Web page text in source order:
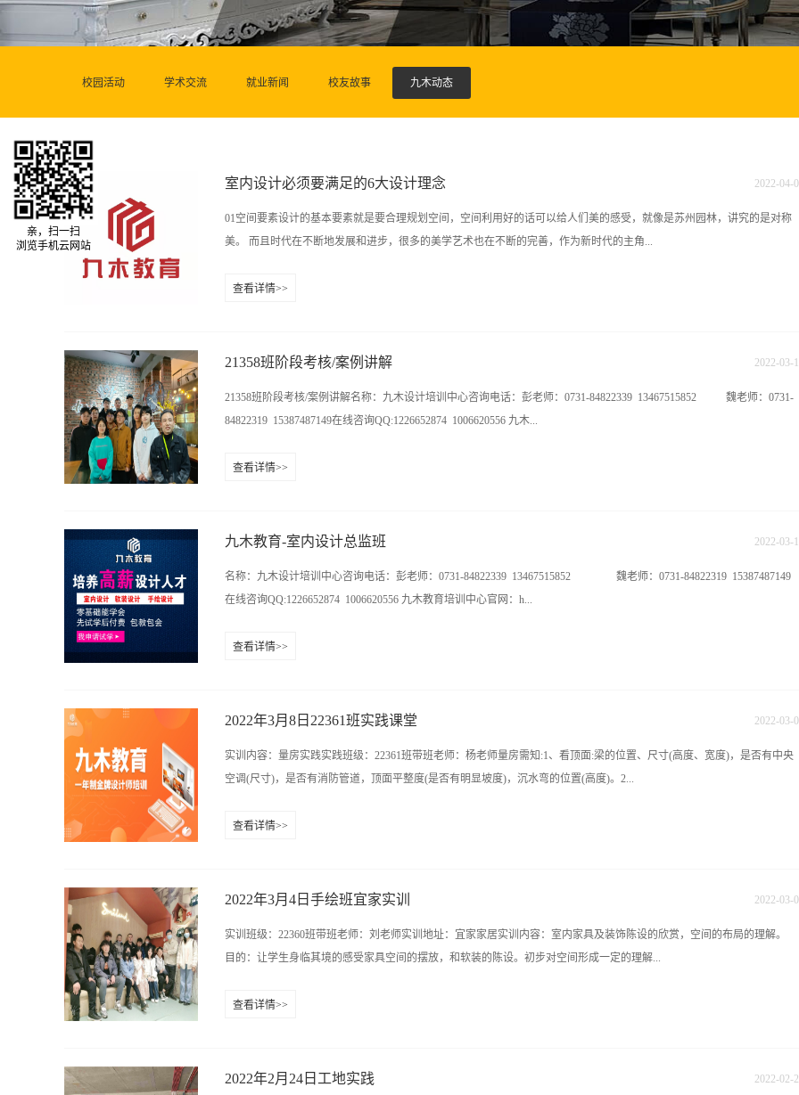
校园活动 学术交流 就业新闻 校友故事 九木动态
室内设计必须要满足的6大设计理念
01空间要素设计的基本要素就是要合理规划空间，空间利用好的话可以给人们美的感受，就像是苏州园林，讲究的是对称
美。 而且时代在不断地发展和进步，很多的美学艺术也在不断的完善，作为新时代的主角...
影响。合理的运用色彩不仅对于人们的身心健康有利，色彩处理合适既能符合功能的要求，还能取得亮丽的效果。室内色
光影要素 人们热爱大自然的美景，常常会将阳光直接射入室内，以消除室内的黑暗感及封闭感，顶光及柔和的散射光，能
让室内变得更加密切自然。光影的变换，使室内变得更加多姿多彩，给人们多种不同的感受。所以在室内装饰设计的时
需要加以装饰，室内装饰要以让空间变得更加完美。不同装饰材料的特征要充分的使用出来，这样可以获得不同风格的室
2022-04-
查看详情>>
21358班阶段考核/案例讲解
21358班阶段考核/案例讲解名称：九木设计培训中心咨询电话：彭老师：0731-84822339 13467515852 魏老师：0731-
84822319 15387487149在线咨询QQ:1226652874 1006620556 九木...
2022-03-
查看详情>>
九木教育-室内设计总监班
名称：九木设计培训中心咨询电话：彭老师：0731-84822339 13467515852 魏老师：0731-84822319 15387487149
在线咨询QQ:1226652874 1006620556 九木教育培训中心官网：h...
2022-03-
查看详情>>
2022年3月8日22361班实践课堂
实训内容：量房实践实践班级：22361班带班老师：杨老师量房需知:1、看顶面:梁的位置、尺寸(高度、宽度)，是否有中央
空调(尺寸)，是否有消防管道，顶面平整度(是否有明显坡度)，沉水弯的位置(高度)。2...
寸、下水管和排污管位置(离墙尺寸)，厨房烟道位置、厨卫是否有排气孔(没有则需开孔)4、看设施设备:强电箱位置(离
水表、水管总阀是否在屋内、电表是否在屋内、对讲门铃位置(离地、离最近墙尺寸、门铃尺寸)、卫生间是否有等电位联
接端子箱。 名称：九木设计培训中心彭老师：0731-84822339 13467515852 ...
2022-03-
查看详情>>
2022年3月4日手绘班宜家实训
实训班级：22360班带班老师：刘老师实训地址：宜家家居实训内容：室内家具及装饰陈设的欣赏，空间的布局的理解。
目的：让学生身临其境的感受家具空间的摆放，和软装的陈设。初步对空间形成一定的理解...
http://www.hn9mu.com学校地址：长沙雨花区香樟路云集国际大厦11楼（樟树屋站下车）
2022-03-
查看详情>>
2022年2月24日工地实践 2022-02-
亲，扫一扫
浏览手机云网站